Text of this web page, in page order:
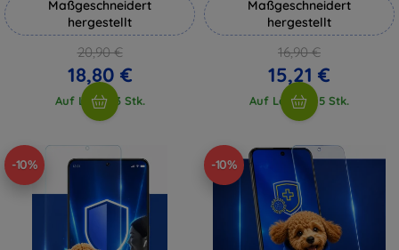
Maßgeschneidert
hergestellt
20,90 €
18,80 €
Auf Lager 3 Stk.
Maßgeschneidert
hergestellt
16,90 €
15,21 €
Auf Lager > 5 Stk.
-10% -10%